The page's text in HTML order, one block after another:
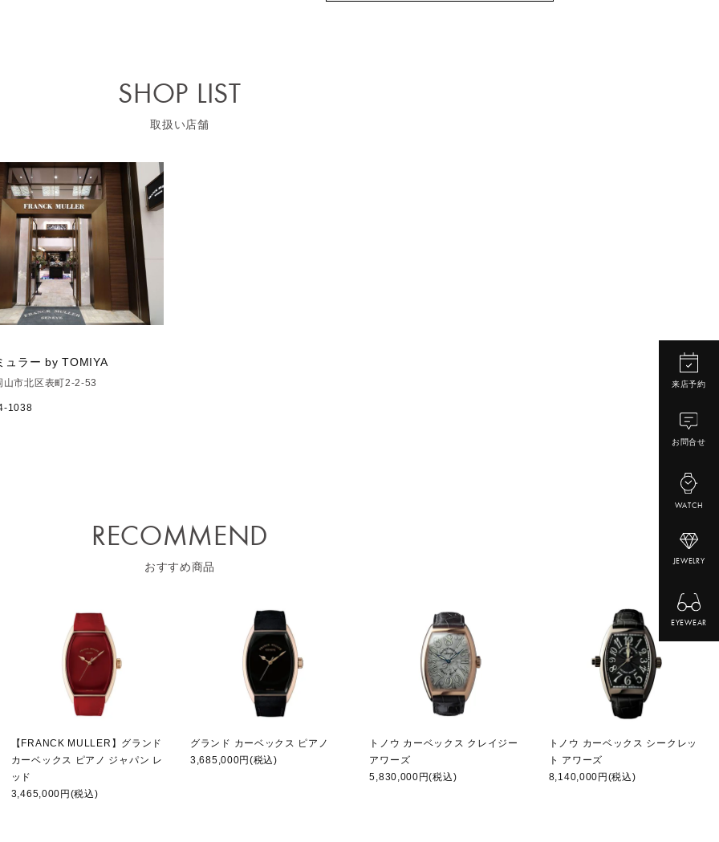
来店予約
お問合せ
WATCH
JEWELRY
EYEWEAR
SHOP LIST
取扱い店舗
ュラー by TOMIYA
山市北区表町2-2-53
1038
RECOMMEND
おすすめ商品
【FRANCK MULLER】グランド
カーベックス ピアノ ジャパン レ
ッド
3,465,000円(税込)
グランド カーベックス ピアノ
3,685,000円(税込)
トノウ カーベックス クレイジー
アワーズ
5,830,000円(税込)
トノウ カーベックス シークレッ
ト アワーズ
8,140,000円(税込)